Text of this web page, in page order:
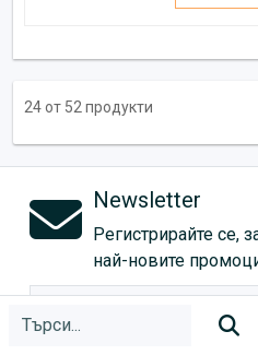
24 от 52 продукти
Newsletter
Регистрирайте се,
най-новите